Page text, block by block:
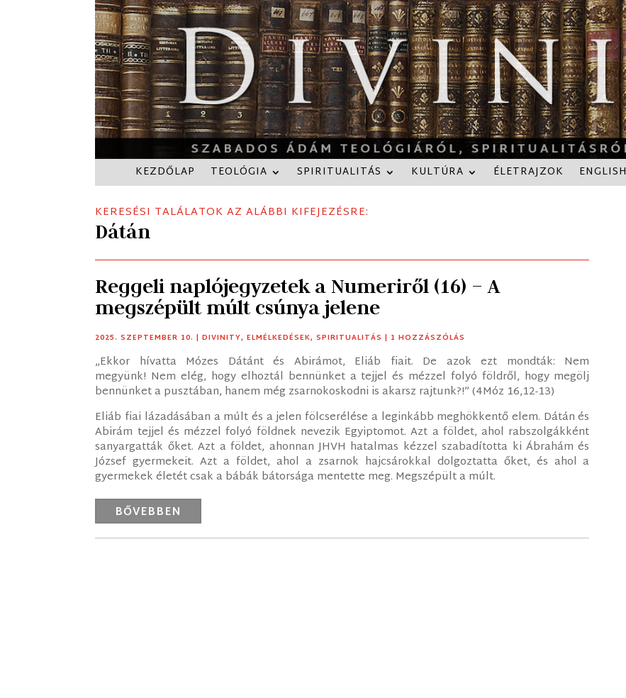
KEZDŐLAP TEOLÓGIA SPIRITUALITÁS KULTÚRA ÉLETRAJZOK ENGLISH
KERESÉSI TALÁLATOK AZ ALÁBBI KIFEJEZÉSRE:
Dátán
Reggeli naplójegyzetek a Numeriről (16) – A
megszépült múlt csúnya jelene
2025. SZEPTEMBER 10. |DIVINITY,ELMÉLKEDÉSEK,SPIRITUALITÁS | 1 HOZZÁSZÓLÁS
„Ekkor hívatta Mózes Dátánt és Abirámot, Eliáb fiait. De azok ezt mondták: Nem
megyünk! Nem elég, hogy elhoztál bennünket a tejjel és mézzel folyó földről, hogy megölj
bennünket a pusztában, hanem még zsarnokoskodni is akarsz rajtunk?!” (4Móz 16,12-13)
Eliáb fiai lázadásában a múlt és a jelen fölcserélése a leginkább meghökkentő elem. Dátán és
Abirám tejjel és mézzel folyó földnek nevezik Egyiptomot. Azt a földet, ahol rabszolgákként
sanyargatták őket. Azt a földet, ahonnan JHVH hatalmas kézzel szabadította ki Ábrahám és
József gyermekeit. Azt a földet, ahol a zsarnok hajcsárokkal dolgoztatta őket, és ahol a
gyermekek életét csak a bábák bátorsága mentette meg. Megszépült a múlt.
BŐVEBBEN